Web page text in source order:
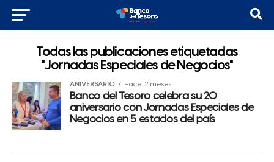
Todas las publicaciones etiquetadas
"Jornadas Especiales de Negocios"
ANIVERSARIO Hace 12 meses
Banco del Tesoro celebra su 20
aniversario con Jornadas Especiales de
Negocios en 5 estados del país